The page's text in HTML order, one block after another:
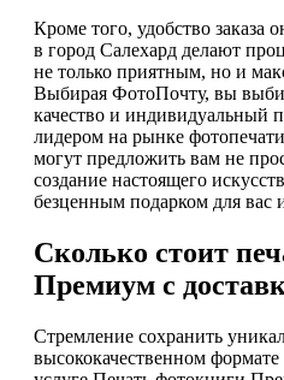
Кроме того, удобство заказа
в город Салехард делают
не только приятным, но и
Выбирая ФотоПочту, вы
качество и индивидуальный
лидером на рынке
могут предложить вам не
создание настоящего
безценным подарком для вас
Сколько стоит
Премиум с
Стремление сохранить
высококачественном